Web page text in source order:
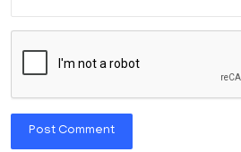
Post Comment